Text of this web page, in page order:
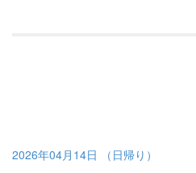
2026年04月14日 （日帰り）